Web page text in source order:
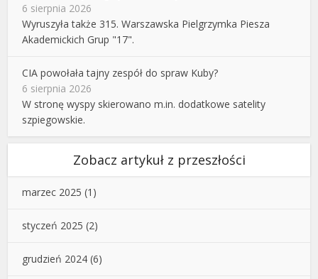
6 sierpnia 2026
Wyruszyła także 315. Warszawska Pielgrzymka Piesza
Akademickich Grup "17".
CIA powołała tajny zespół do spraw Kuby?
6 sierpnia 2026
W stronę wyspy skierowano m.in. dodatkowe satelity
szpiegowskie.
Zobacz artykuł z przeszłości
marzec 2025 (1)
styczeń 2025 (2)
grudzień 2024 (6)